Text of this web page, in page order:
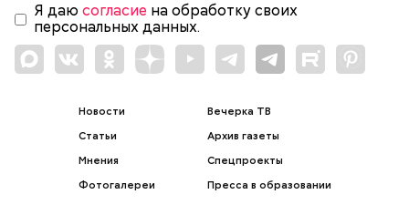
Я даю согласие на обработку своих
персональных данных.
Новости
Статьи
Мнения
Фотогалереи
Вечерка ТВ
Архив газеты
Спецпроекты
Пресса в образовании